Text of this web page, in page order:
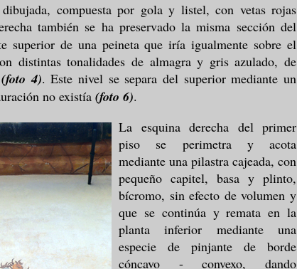
compuesta por gola y listel, con vetas rojas
también se ha preservado la misma sección del
superior de una peineta que iría igualmente sobre el
distintas tonalidades de almagra y gris azulado, de
(foto 4). Este nivel se separa del superior mediante un
no existía (foto 6).
La esquina derecha del primer
piso se perimetra y acota
mediante una pilastra cajeada, con
pequeño capitel, basa y plinto,
bícromo, sin efecto de volumen y
que se continúa y remata en la
planta inferior mediante una
especie de pinjante de borde
cóncavo - convexo, dando